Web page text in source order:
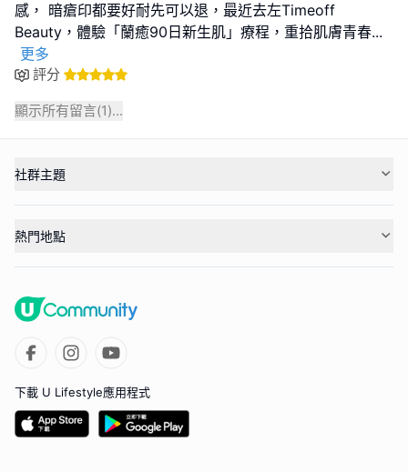
感， 暗瘡印都要好耐先可以退，最近去左Timeoff
Beauty，體驗「蘭癒90日新生肌」療程，重拾肌膚青春...
更多
評分
顯示所有留言(1)...
社群主題
熱門地點
下載 U Lifestyle應用程式